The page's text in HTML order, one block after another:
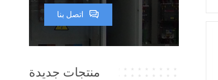
اتصل بنا
منتجات جديدة